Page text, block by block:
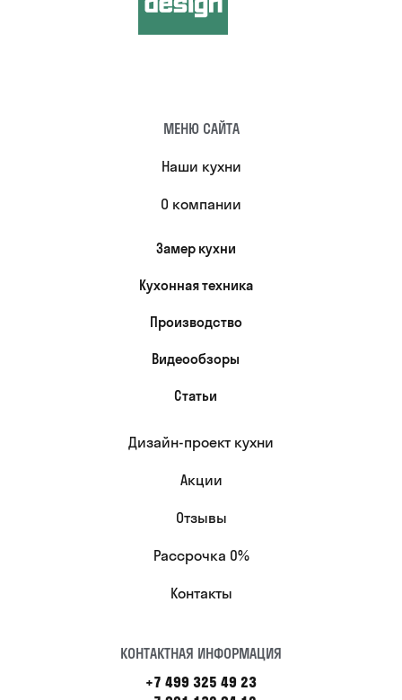
МЕНЮ САЙТА
Наши кухни
О компании
Замер кухни
Кухонная техника
Производство
Видеообзоры
Статьи
Дизайн-проект кухни
Акции
Отзывы
Рассрочка 0%
Контакты
КОНТАКТНАЯ ИНФОРМАЦИЯ
+7 499 325 49 23